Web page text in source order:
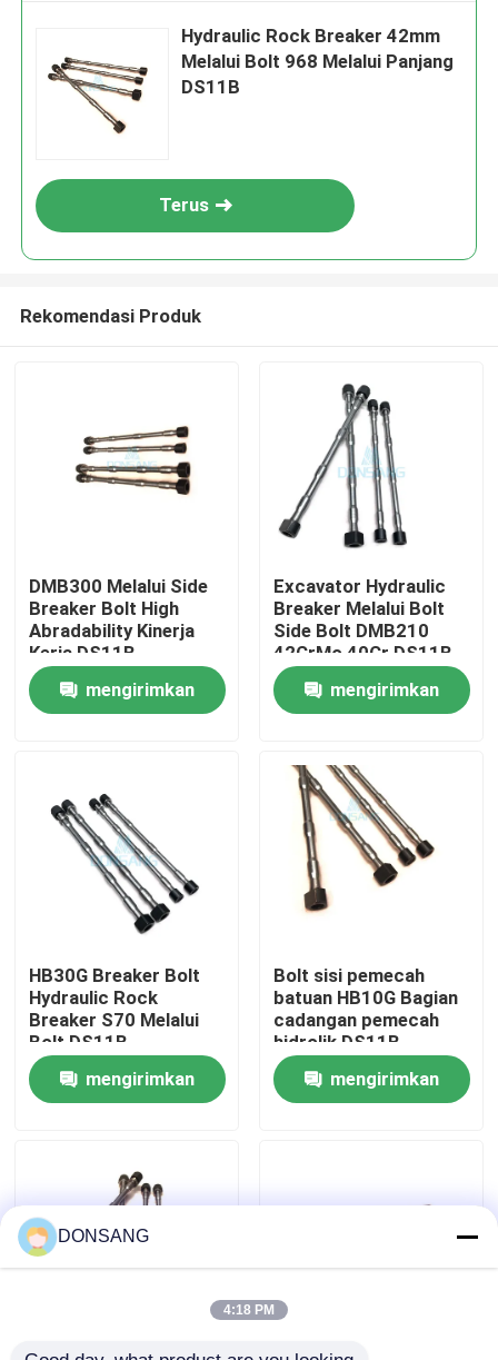
Rumah
Tampilan VR
Tentang kami
Tur Pabrik
Kontrol kualitas
Permintaan Penawaran
Pemutus hidrolik excavator
Hydraulic Rock Breaker 42mm
Melalui Bolt 968 Melalui Panjang
DS11B
Terus
Rekomendasi Produk
DMB300 Melalui Side
Breaker Bolt High
Abradability Kinerja
Kerja DS11B
mengirimkan
Excavator Hydraulic
Breaker Melalui Bolt
Side Bolt DMB210
42CrMo 40Cr DS11B
mengirimkan
HB30G Breaker Bolt
Hydraulic Rock
Breaker S70 Melalui
Bolt DS11B
mengirimkan
Bolt sisi pemecah
batuan HB10G Bagian
cadangan pemecah
hidrolik DS11B
mengirimkan
DONSANG
4:18 PM